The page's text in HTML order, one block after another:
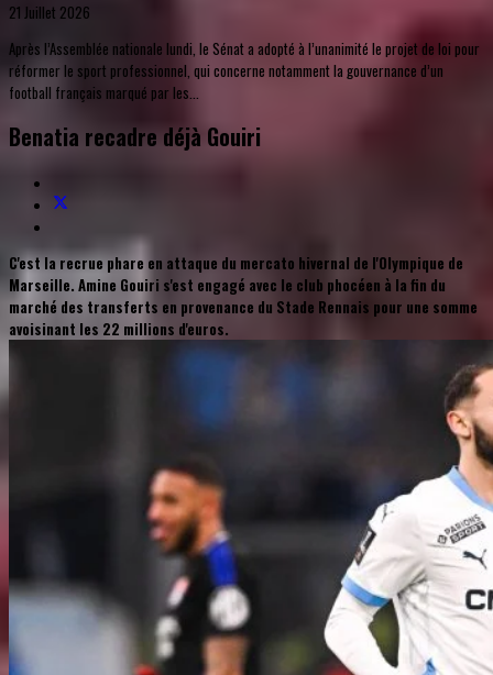
21 Juillet 2026
Après l’Assemblée nationale lundi, le Sénat a adopté à l’unanimité le projet de loi pour
réformer le sport professionnel, qui concerne notamment la gouvernance d’un
football français marqué par les...
Benatia recadre déjà Gouiri
C'est la recrue phare en attaque du mercato hivernal de l'Olympique de
Marseille. Amine Gouiri s'est engagé avec le club phocéen à la fin du
marché des transferts en provenance du Stade Rennais pour une somme
avoisinant les 22 millions d'euros.